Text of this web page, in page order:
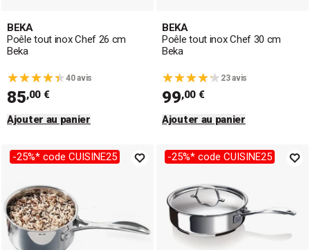
BEKA
Poêle tout inox Chef 26 cm
Beka
40 avis
85,00 €
Ajouter au panier
BEKA
Poêle tout inox Chef 30 cm
Beka
23 avis
99,00 €
Ajouter au panier
-25%* code CUISINE25 -25%* code CUISINE25